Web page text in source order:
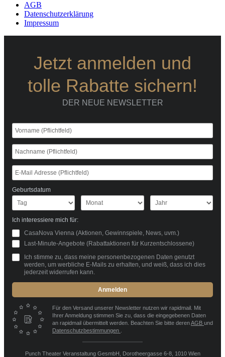
AGB
Datenschutzerklärung
Impressum
Jetzt anmelden und
tolle Rabatte sichern!
DER NEUE NEWSLETTER
Geburtsdatum
Ich interessiere mich für:
CasaNova Vienna (Aktionen, Gewinnspiele, News, uvm.)
Last-Minute-Angebote (Rabattaktionen für Kurzentschlossene)
Ich stimme zu, dass meine personenbezogenen Daten genutzt
werden, um werbliche E-Mails zu erhalten, und weiß, dass ich dies
jederzeit widerrufen kann.
Anmelden
Für den Versand unserer Newsletter nutzen wir rapidmail. Mit
Ihrer Anmeldung stimmen Sie zu, dass die eingegebenen Daten
an rapidmail übermittelt werden. Beachten Sie bitte derenAGB und
Datenschutzbestimmungen
Punch Theater Veranstaltung GesmbH, Dorotheergasse 6-8, 1010 Wien